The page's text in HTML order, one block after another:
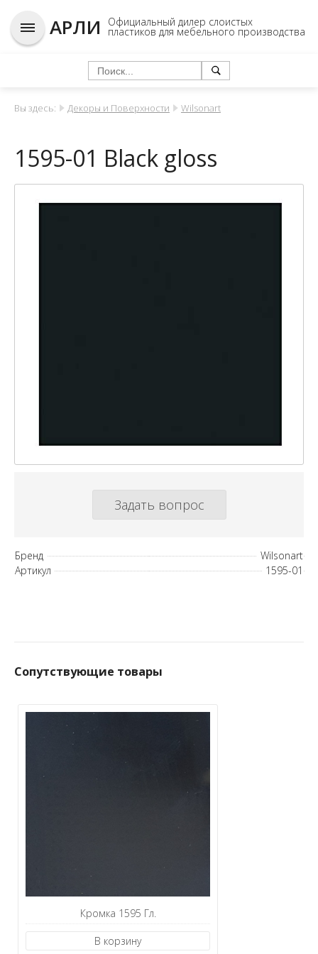
АРЛИ Официальный дилер слоистых
пластиков для мебельного производства
Вы здесь: Декоры и Поверхности Wilsonart
1595-01 Black gloss
Задать вопрос
Бренд
Wilsonart
Артикул
1595-01
Сопутствующие товары
Кромка 1595 Гл.
В корзину